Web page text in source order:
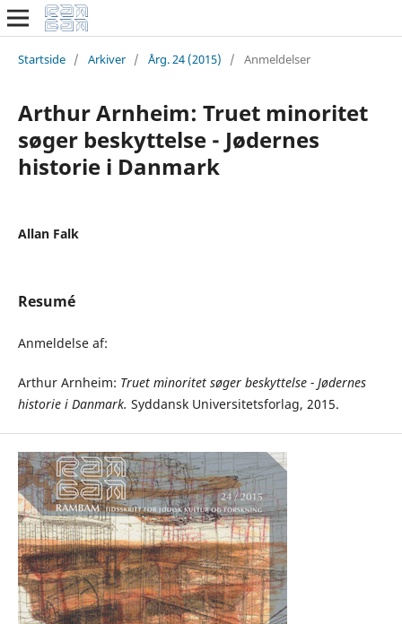
Startside / Arkiver / Årg. 24 (2015) / Anmeldelser
Arthur Arnheim: Truet minoritet
søger beskyttelse - Jødernes
historie i Danmark
Allan Falk
Resumé
Anmeldelse af:
Arthur Arnheim: Truet minoritet søger beskyttelse - Jødernes
historie i Danmark. Syddansk Universitetsforlag, 2015.